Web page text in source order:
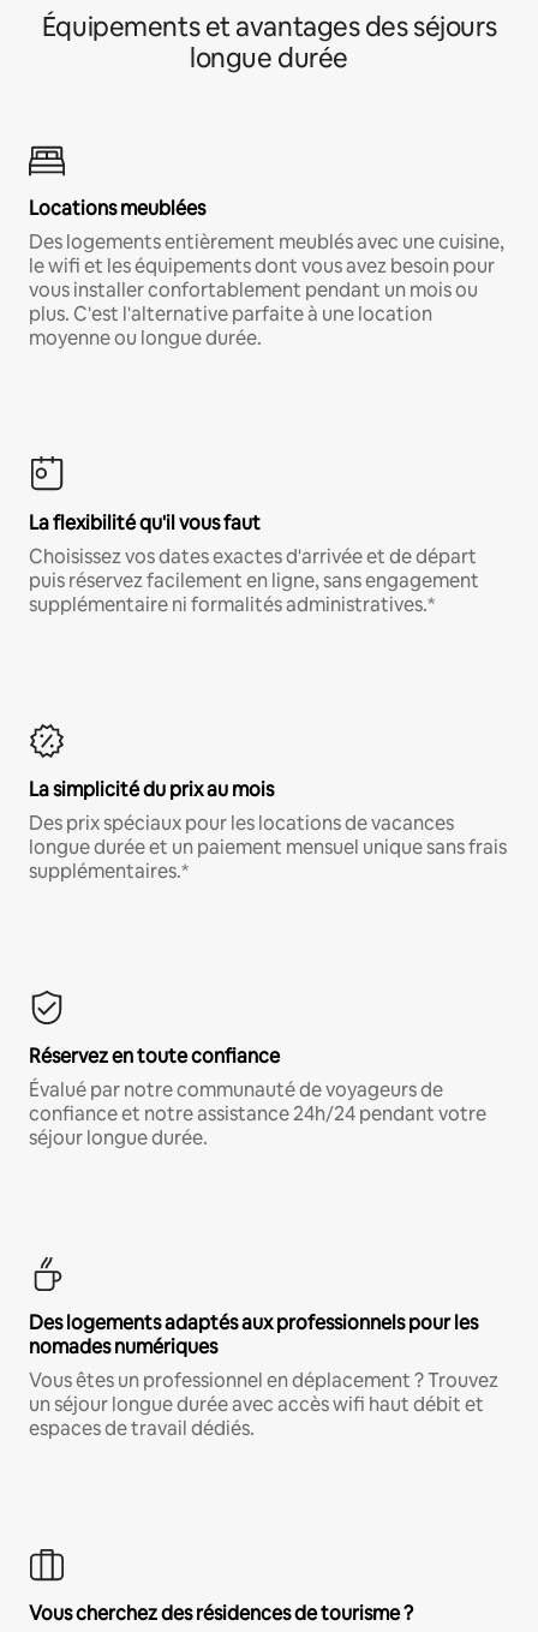
Équipements et avantages des séjours
longue durée
Locations meublées
Des logements entièrement meublés avec une cuisine,
le wifi et les équipements dont vous avez besoin pour
vous installer confortablement pendant un mois ou
plus. C'est l'alternative parfaite à une location
moyenne ou longue durée.
La flexibilité qu'il vous faut
Choisissez vos dates exactes d'arrivée et de départ
puis réservez facilement en ligne, sans engagement
supplémentaire ni formalités administratives.*
La simplicité du prix au mois
Des prix spéciaux pour les locations de vacances
longue durée et un paiement mensuel unique sans frais
supplémentaires.*
Réservez en toute confiance
Évalué par notre communauté de voyageurs de
confiance et notre assistance 24h/24 pendant votre
séjour longue durée.
Des logements adaptés aux professionnels pour les
nomades numériques
Vous êtes un professionnel en déplacement ? Trouvez
un séjour longue durée avec accès wifi haut débit et
espaces de travail dédiés.
Vous cherchez des résidences de tourisme ?